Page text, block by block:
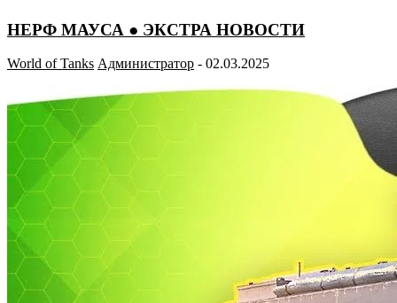
НЕРФ МАУСА ● ЭКСТРА НОВОСТИ
World of Tanks Администратор - 02.03.2025